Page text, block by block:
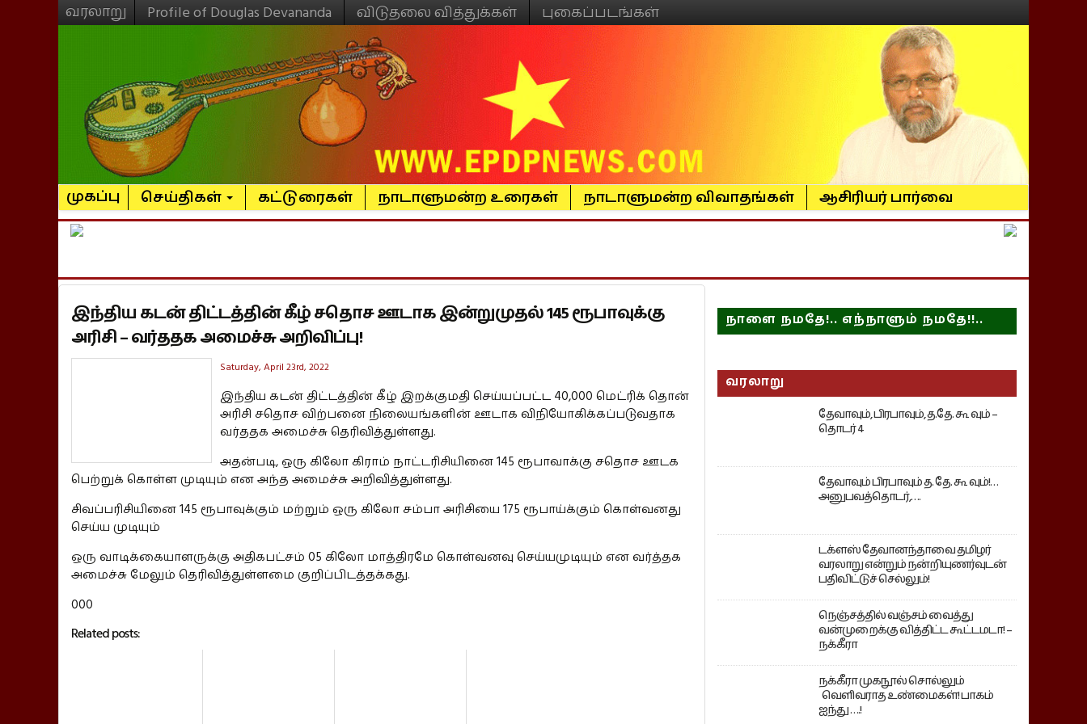
வரலாறு Profile of Douglas Devananda விடுதலை வித்துக்கள் புகைப்படங்கள்
முகப்பு செய்திகள் கட்டுரைகள் நாடாளுமன்ற உரைகள் நாடாளுமன்ற விவாதங்கள் ஆசிரியர் பார்வை
இந்திய கடன் திட்டத்தின் கீழ் சதொச ஊடாக இன்றுமுதல் 145 ரூபாவுக்கு
அரிசி – வர்ததக அமைச்சு அறிவிப்பு!
Saturday, April 23rd, 2022
இந்திய கடன் திட்டத்தின் கீழ் இறக்குமதி செய்யப்பட்ட 40,000 மெட்ரிக் தொன்
அரிசி சதொச விற்பனை நிலையங்களின் ஊடாக விநியோகிக்கப்படுவதாக
வர்ததக அமைச்சு தெரிவித்துள்ளது.
அதன்படி, ஒரு கிலோ கிராம் நாட்டரிசியினை 145 ரூபாவாக்கு சதொச ஊடக
பெற்றுக் கொள்ள முடியும் என அந்த அமைச்சு அறிவித்துள்ளது.
சிவப்பரிசியினை 145 ரூபாவுக்கும் மற்றும் ஒரு கிலோ சம்பா அரிசியை 175 ரூபாய்க்கும் கொள்வனது
செய்ய முடியும்
ஒரு வாடிக்கையாளருக்கு அதிகபட்சம் 05 கிலோ மாத்திரமே கொள்வனவு செய்யமுடியும் என வர்த்தக
அமைச்சு மேலும் தெரிவித்துள்ளமை குறிப்பிடத்தக்கது.
000
Related posts:
நாளை நமதே!.. எந்நாளும் நமதே!!..
வரலாறு
தேவாவும், பிரபாவும், த.தே. கூ வும் –
தொடர் 4
தேவாவும் பிரபாவும் த. தே. கூ வும்!…
அனுபவத்தொடர்,….
டக்ளஸ் தேவானந்தாவை தமிழர்
வரலாறு என்றும் நன்றியுணர்வுடன்
பதிவிட்டுச் செல்லும்!
நெஞ்சத்தில் வஞ்சம் வைத்து
வன்முறைக்கு வித்திட்ட கூட்டமடா! –
நக்கீரா
நக்கீரா முகநூல் சொல்லும்
வெளிவராத உண்மைகள்! பாகம்
ஐந்து ….!